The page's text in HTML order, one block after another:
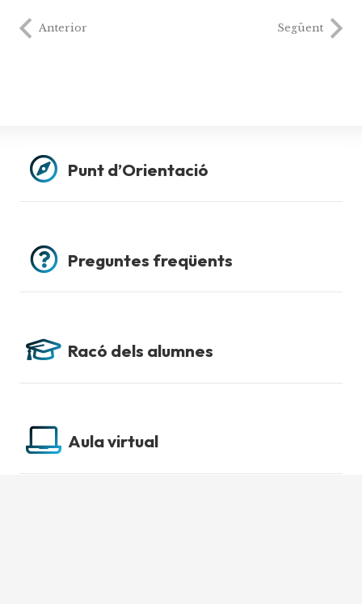
Anterior Següent
Punt d’Orientació
Preguntes freqüents
Racó dels alumnes
Aula virtual